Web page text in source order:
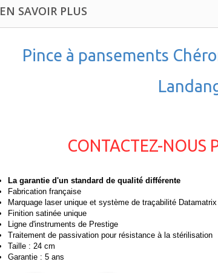
EN SAVOIR PLUS
Pince à pansements
CONTACTEZ-NOUS
La garantie d'un standard de qualité différente
Fabrication française
Marquage laser unique et système de traçabilité Datamatrix
Finition satinée unique
Ligne d'instruments de Prestige
Traitement de passivation pour résistance à la stérilisation
Taille : 24 cm
Garantie : 5 ans